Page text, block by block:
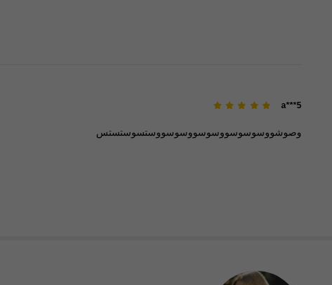
a***5
وصوشووسوسوسووسوسووسوسووستسوستستس